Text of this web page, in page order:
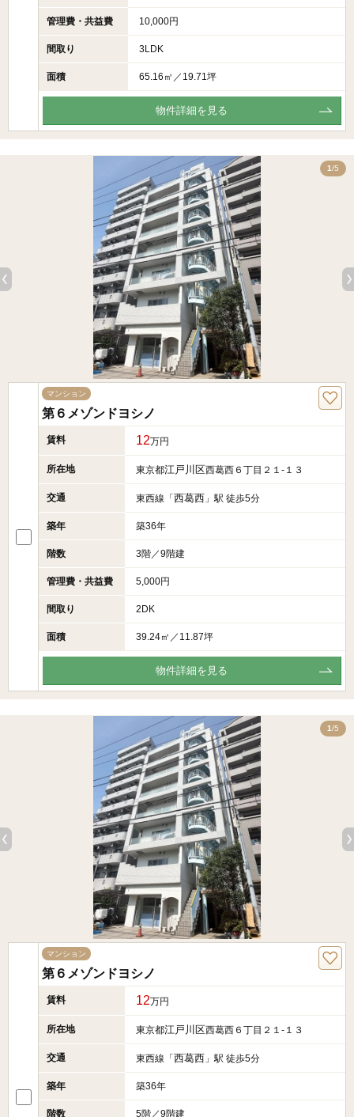
管理費・共益費 10,000円
間取り 3LDK
面積 65.16㎡／19.71坪
物件詳細を見る
1/5
マンション
第６メゾンドヨシノ
賃料 12万円
所在地 東京都江戸川区西葛西６丁目２１-１３
交通 東西線「 西葛西 」駅 徒歩5分
築年 築36年
階数 3階／9階建
管理費・共益費 5,000円
間取り 2DK
面積 39.24㎡／11.87坪
物件詳細を見る
1/5
マンション
第６メゾンドヨシノ
賃料 12万円
所在地 東京都江戸川区西葛西６丁目２１-１３
交通 東西線「 西葛西 」駅 徒歩5分
築年 築36年
階数 5階／9階建